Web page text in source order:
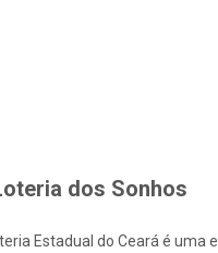
dos Sonhos
Estadual do Ceará é uma